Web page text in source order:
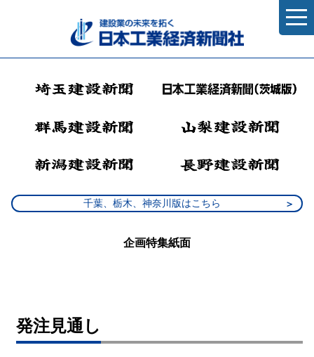
千葉、栃木、神奈川版はこちら
企画特集紙面
発注見通し